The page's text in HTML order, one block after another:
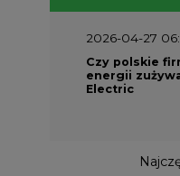
2026-04-27
Czy polskie
energii
Electric